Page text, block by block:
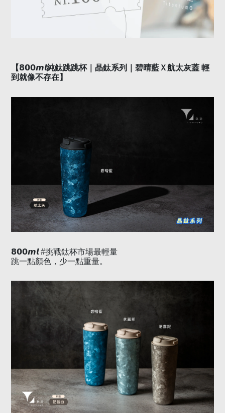
【𝟴𝟬𝟬𝙢𝙡純鈦跳跳杯｜晶鈦系列｜碧晴藍Ｘ航太灰蓋 輕
到就像不存在】
𝟴𝟬𝟬𝙢𝙡#挑戰鈦杯市場最輕量
跳一點顏色，少一點重量。